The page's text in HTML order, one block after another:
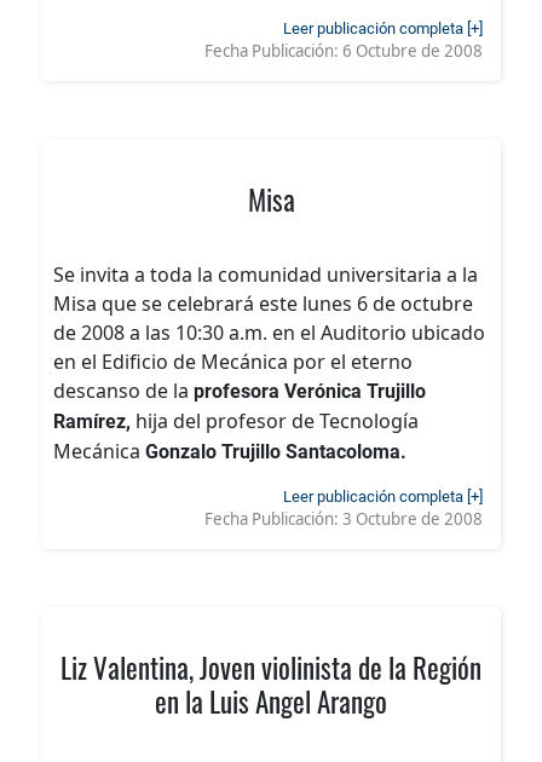
Leer publicación completa [+]
Fecha Publicación: 6 Octubre de 2008
Misa
Se invita a toda la comunidad universitaria a la
Misa que se celebrará este lunes 6 de octubre
de 2008 a las 10:30 a.m. en el Auditorio ubicado
en el Edificio de Mecánica por el eterno
descanso de la profesora Verónica Trujillo
Ramírez, hija del profesor de Tecnología
Mecánica Gonzalo Trujillo Santacoloma.
Leer publicación completa [+]
Fecha Publicación: 3 Octubre de 2008
Liz Valentina, Joven violinista de la Región
en la Luis Angel Arango